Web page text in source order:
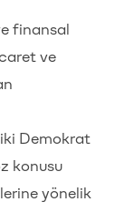
finansal
ve
Demokrat
konusu
yönelik